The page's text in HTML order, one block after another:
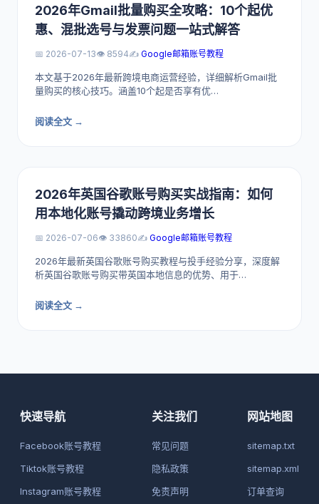
2026年Gmail批量购买全攻略：10个起优
惠、混批选号与发票问题一站式解答
📅 2026-07-13👁️ 8594✍️ Google邮箱账号教程
本文基于2026年最新跨境电商运营经验，详细解析Gmail批
量购买的核心技巧。涵盖10个起是否享有优…
阅读全文 →
2026年英国谷歌账号购买实战指南：如何
用本地化账号撬动跨境业务增长
📅 2026-07-06👁️ 33860✍️ Google邮箱账号教程
2026年最新英国谷歌账号购买教程与投手经验分享，深度解
析英国谷歌账号购买带英国本地信息的优势、用于…
阅读全文 →
快速导航
Facebook账号教程
Tiktok账号教程
Instagram账号教程
关注我们
常见问题
隐私政策
免责声明
网站地图
sitemap.txt
sitemap.xml
订单查询